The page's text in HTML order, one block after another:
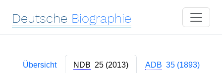
Deutsche Biographie
Übersicht NDB 25 (2013) ADB 35 (1893)